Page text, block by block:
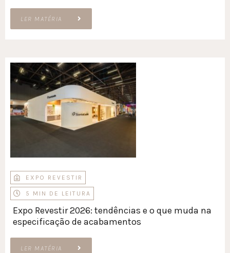
LER MATÉRIA
EXPO REVESTIR
5 MIN DE LEITURA
Expo Revestir 2026: tendências e o que muda na
especificação de acabamentos
LER MATÉRIA